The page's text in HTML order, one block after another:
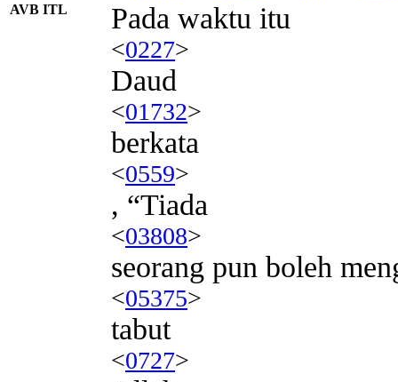
AVB ITL Pada waktu itu
<0227>
Daud
<01732>
berkata
<0559>
, “Tiada
<03808>
seorang pun boleh
<05375>
tabut
<0727>